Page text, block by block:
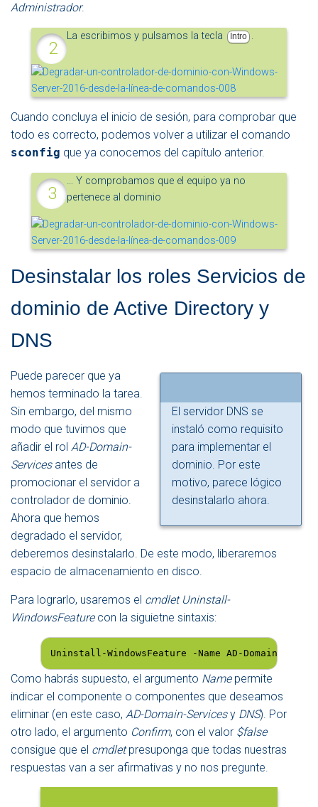
Administrador.
La escribimos y pulsamos la tecla Intro .
Cuando concluya el inicio de sesión, para comprobar que
todo es correcto, podemos volver a utilizar el comando
sconfig que ya conocemos del capítulo anterior.
… Y comprobamos que el equipo ya no
pertenece al dominio
Desinstalar los roles Servicios de
dominio de Active Directory y
DNS
El servidor DNS se
instaló como requisito
para implementar el
dominio. Por este
motivo, parece lógico
desinstalarlo ahora.
Puede parecer que ya
hemos terminado la tarea.
Sin embargo, del mismo
modo que tuvimos que
añadir el rol AD-Domain-
Servicesantes de
promocionar el servidor a
controlador de dominio.
Ahora que hemos
degradado el servidor,
deberemos desinstalarlo. De este modo, liberaremos
espacio de almacenamiento en disco.
Para lograrlo, usaremos el cmdlet Uninstall-
WindowsFeaturecon la siguietne sintaxis:
Uninstall-WindowsFeature -Name AD-Domain-
Como habrás supuesto, el argumento Namepermite
indicar el componente o componentes que deseamos
eliminar (en este caso, AD-Domain-Servicesy DNS). Por
otro lado, el argumento Confirm, con el valor $false
consigue que el cmdletpresuponga que todas nuestras
respuestas van a ser afirmativas y no nos pregunte.